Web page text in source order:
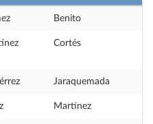
Benito
Cortés
Jaraquemada
Martínez